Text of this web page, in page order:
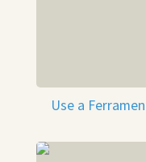
Use a